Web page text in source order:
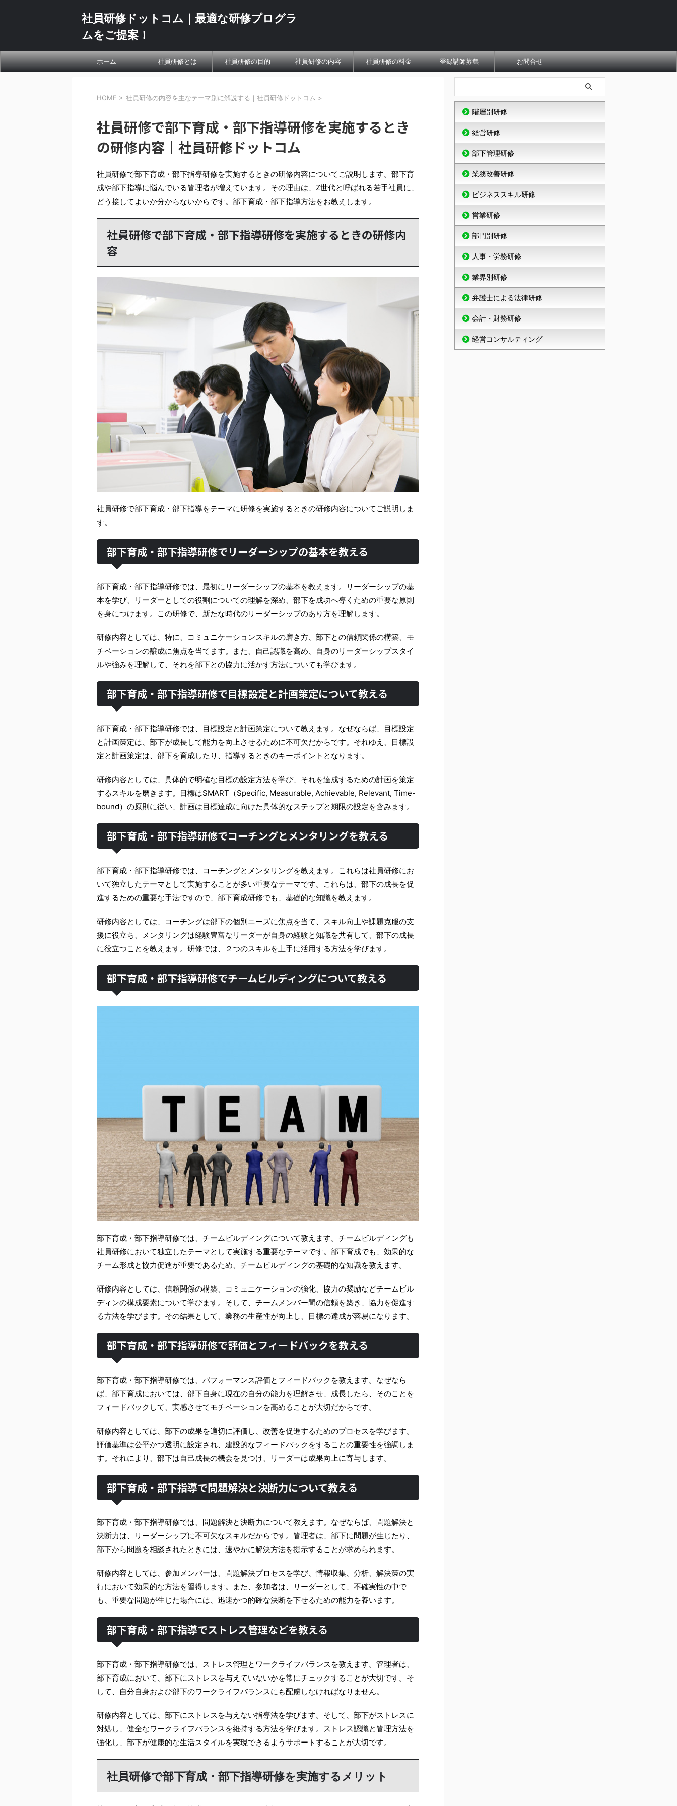
社員研修ドットコム｜最適な研修プログラ
ムをご提案！
ホーム 社員研修とは 社員研修の目的 社員研修の内容 社員研修の料金 登録講師募集 お問合せ
HOME > 社員研修の内容を主なテーマ別に解説する｜社員研修ドットコム >
社員研修で部下育成・部下指導研修を実施するとき
の研修内容｜社員研修ドットコム
社員研修で部下育成・部下指導研修を実施するときの研修内容についてご説明します。部下育
成や部下指導に悩んでいる管理者が増えています。その理由は、Z世代と呼ばれる若手社員に、
どう接してよいか分からないからです。部下育成・部下指導方法をお教えします。
社員研修で部下育成・部下指導研修を実施するときの研修内
容
社員研修で部下育成・部下指導をテーマに研修を実施するときの研修内容についてご説明しま
す。
部下育成・部下指導研修でリーダーシップの基本を教える
部下育成・部下指導研修では、最初にリーダーシップの基本を教えます。リーダーシップの基
本を学び、リーダーとしての役割についての理解を深め、部下を成功へ導くための重要な原則
を身につけます。この研修で、新たな時代のリーダーシップのあり方を理解します。
研修内容としては、特に、コミュニケーションスキルの磨き方、部下との信頼関係の構築、モ
チベーションの醸成に焦点を当てます。また、自己認識を高め、自身のリーダーシップスタイ
ルや強みを理解して、それを部下との協力に活かす方法についても学びます。
部下育成・部下指導研修で目標設定と計画策定について教える
部下育成・部下指導研修では、目標設定と計画策定について教えます。なぜならば、目標設定
と計画策定は、部下が成長して能力を向上させるために不可欠だからです。それゆえ、目標設
定と計画策定は、部下を育成したり、指導するときのキーポイントとなります。
研修内容としては、具体的で明確な目標の設定方法を学び、それを達成するための計画を策定
するスキルを磨きます。目標はSMART（Specific, Measurable, Achievable, Relevant, Time-
bound）の原則に従い、計画は目標達成に向けた具体的なステップと期限の設定を含みます。
部下育成・部下指導研修でコーチングとメンタリングを教える
部下育成・部下指導研修では、コーチングとメンタリングを教えます。これらは社員研修にお
いて独立したテーマとして実施することが多い重要なテーマです。これらは、部下の成長を促
進するための重要な手法ですので、部下育成研修でも、基礎的な知識を教えます。
研修内容としては、コーチングは部下の個別ニーズに焦点を当て、スキル向上や課題克服の支
援に役立ち、メンタリングは経験豊富なリーダーが自身の経験と知識を共有して、部下の成長
に役立つことを教えます。研修では、２つのスキルを上手に活用する方法を学びます。
部下育成・部下指導研修でチームビルディングについて教える
部下育成・部下指導研修では、チームビルディングについて教えます。チームビルディングも
社員研修において独立したテーマとして実施する重要なテーマです。部下育成でも、効果的な
チーム形成と協力促進が重要であるため、チームビルディングの基礎的な知識を教えます。
研修内容としては、信頼関係の構築、コミュニケーションの強化、協力の奨励などチームビル
ディンの構成要素について学びます。そして、チームメンバー間の信頼を築き、協力を促進す
る方法を学びます。その結果として、業務の生産性が向上し、目標の達成が容易になります。
部下育成・部下指導研修で評価とフィードバックを教える
部下育成・部下指導研修では、パフォーマンス評価とフィードバックを教えます。なぜなら
ば、部下育成においては、部下自身に現在の自分の能力を理解させ、成長したら、そのことを
フィードバックして、実感させてモチベーションを高めることが大切だからです。
研修内容としては、部下の成果を適切に評価し、改善を促進するためのプロセスを学びます。
評価基準は公平かつ透明に設定され、建設的なフィードバックをすることの重要性を強調しま
す。それにより、部下は自己成長の機会を見つけ、リーダーは成果向上に寄与します。
部下育成・部下指導で問題解決と決断力について教える
部下育成・部下指導研修では、問題解決と決断力について教えます。なぜならば、問題解決と
決断力は、リーダーシップに不可欠なスキルだからです。管理者は、部下に問題が生じたり、
部下から問題を相談されたときには、速やかに解決方法を提示することが求められます。
研修内容としては、参加メンバーは、問題解決プロセスを学び、情報収集、分析、解決策の実
行において効果的な方法を習得します。また、参加者は、リーダーとして、不確実性の中で
も、重要な問題が生じた場合には、迅速かつ的確な決断を下せるための能力を養います。
部下育成・部下指導でストレス管理などを教える
部下育成・部下指導研修では、ストレス管理とワークライフバランスを教えます。管理者は、
部下育成において、部下にストレスを与えていないかを常にチェックすることが大切です。そ
して、自分自身および部下のワークライフバランスにも配慮しなければなりません。
研修内容としては、部下にストレスを与えない指導法を学びます。そして、部下がストレスに
対処し、健全なワークライフバランスを維持する方法を学びます。ストレス認識と管理方法を
強化し、部下が健康的な生活スタイルを実現できるようサポートすることが大切です。
社員研修で部下育成・部下指導研修を実施するメリット
階層別研修
経営研修
部下管理研修
業務改善研修
ビジネススキル研修
営業研修
部門別研修
人事・労務研修
業界別研修
弁護士による法律研修
会計・財務研修
経営コンサルティング